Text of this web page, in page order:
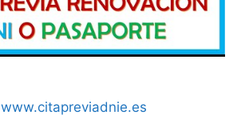
www.citapreviadnie.es